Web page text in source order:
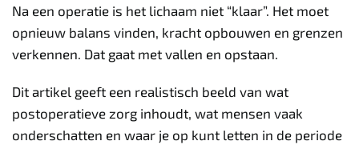
Na een operatie is het lichaam niet “klaar”. Het moet
opnieuw balans vinden, kracht opbouwen en grenzen
verkennen. Dat gaat met vallen en opstaan.
Dit artikel geeft een realistisch beeld van wat
postoperatieve zorg inhoudt, wat mensen vaak
onderschatten en waar je op kunt letten in de periode